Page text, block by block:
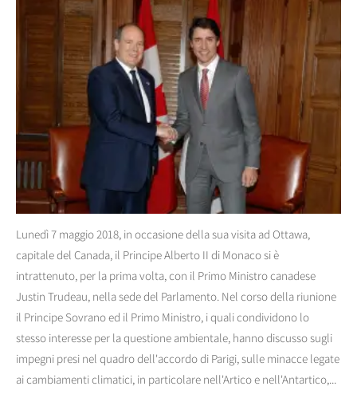
Lunedì 7 maggio 2018, in occasione della sua visita ad Ottawa,
capitale del Canada, il Principe Alberto II di Monaco si è
intrattenuto, per la prima volta, con il Primo Ministro canadese
Justin Trudeau, nella sede del Parlamento. Nel corso della riunione
il Principe Sovrano ed il Primo Ministro, i quali condividono lo
stesso interesse per la questione ambientale, hanno discusso sugli
impegni presi nel quadro dell'accordo di Parigi, sulle minacce legate
ai cambiamenti climatici, in particolare nell'Artico e nell'Antartico,...